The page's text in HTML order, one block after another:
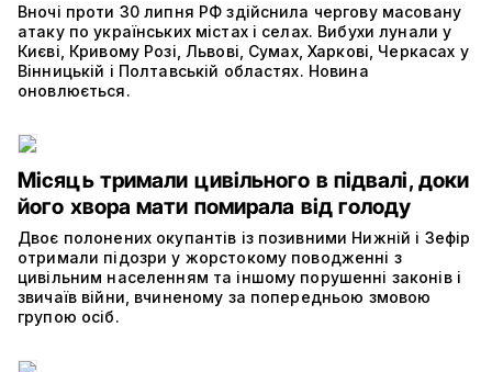
Вночі проти 30 липня РФ здійснила чергову масовану
атаку по українських містах і селах. Вибухи лунали у
Києві, Кривому Розі, Львові, Сумах, Харкові, Черкасах у
Вінницькій і Полтавській областях. Новина
оновлюється.
Місяць тримали цивільного в підвалі, доки
його хвора мати помирала від голоду
Двоє полонених окупантів із позивними Нижній і Зефір
отримали підозри у жорстокому поводженні з
цивільним населенням та іншому порушенні законів і
звичаїв війни, вчиненому за попередньою змовою
групою осіб.